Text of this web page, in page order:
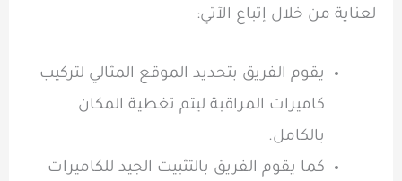
لعناية من خلال إتباع الآتي:
يقوم الفريق بتحديد الموقع المثالي لتركيب
كاميرات المراقبة ليتم تغطية المكان
بالكامل.
كما يقوم الفريق بالتثبيت الجيد للكاميرات